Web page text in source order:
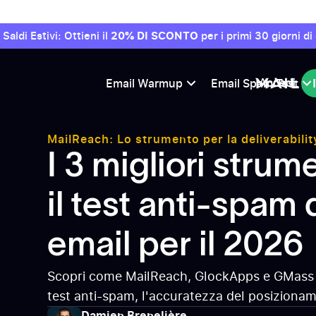
Saldi Estivi: Ottieni il 20% DI SCONTO per i primi 30 giorni di
Email Warmup Email Spam Test
Accedi
MailReach: Lo strumento per la
3 migliori strumenti per il test anti-spam
I 3 migliori
il test anti-spam
email per il 2026
Scopri come MailReach, GlockApps e
test anti-spam, l'accuratezza del